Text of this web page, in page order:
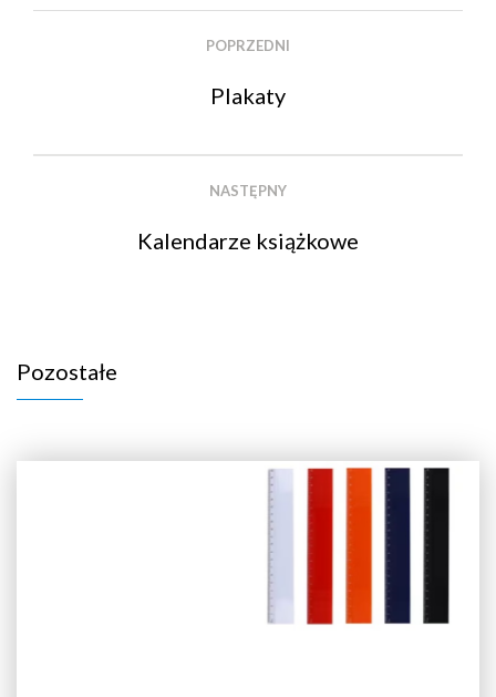
POPRZEDNI
Plakaty
NASTĘPNY
Kalendarze książkowe
Pozostałe